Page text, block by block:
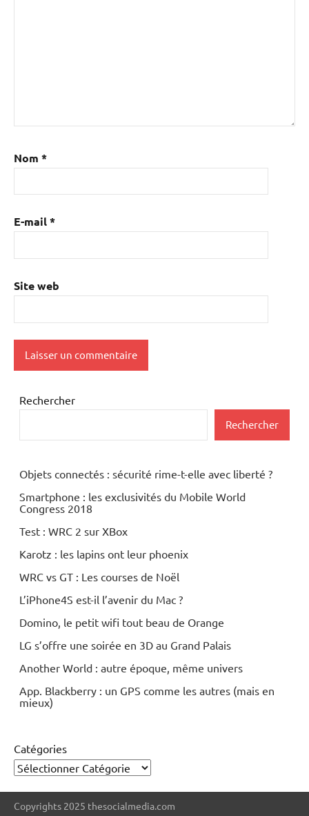
Nom *
E-mail*
Site web
Rechercher
Rechercher
Objets connectés : sécurité rime-t-elle avec liberté ?
Smartphone : les exclusivités du Mobile World
Congress 2018
Test : WRC 2 sur XBox
Karotz : les lapins ont leur phoenix
WRC vs GT : Les courses de Noël
L’iPhone4S est-il l’avenir du Mac ?
Domino, le petit wifi tout beau de Orange
LG s’offre une soirée en 3D au Grand Palais
Another World : autre époque, même univers
App. Blackberry : un GPS comme les autres (mais en
mieux)
Catégories
Copyrights 2025 thesocialmedia.com